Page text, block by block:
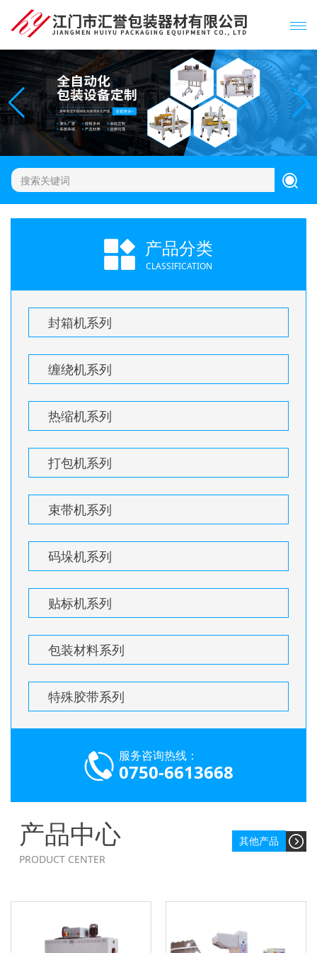
产品分类
CLASSIFICATION
封箱机系列
缠绕机系列
热缩机系列
打包机系列
束带机系列
码垛机系列
贴标机系列
包装材料系列
特殊胶带系列
服务咨询热线：
0750-6613668
产品中心
PRODUCT CENTER
其他产品